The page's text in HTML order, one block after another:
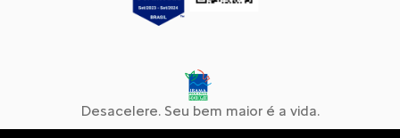
Desacelere. Seu bem maior é a vida.